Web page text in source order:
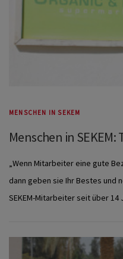
MENSCHEN IN SEKEM
Menschen in SEKEM:
„Wenn Mitarbeiter eine gute
dann geben sie Ihr Bestes und
SEKEM-Mitarbeiter seit über